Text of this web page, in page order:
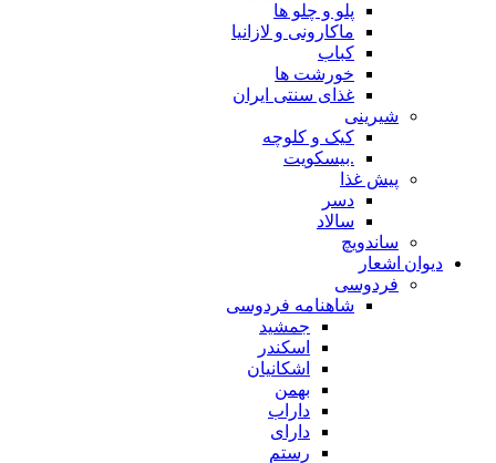
پلو و چلو ها
ماکارونی و لازانیا
کباب
خورشت ها
غذای سنتی ایران
شیرینی
کیک و کلوچه
.بیسکویت
پیش غذا
دسر
سالاد
ساندویچ
دیوان اشعار
فردوسی
شاهنامه فردوسی
جمشید
اسکندر
اشکانیان
بهمن
داراب
دارای
رستم